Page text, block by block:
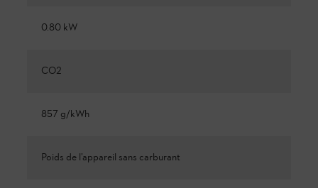
0.80 kW
CO2
857 g/kWh
Poids de l’appareil sans carburant